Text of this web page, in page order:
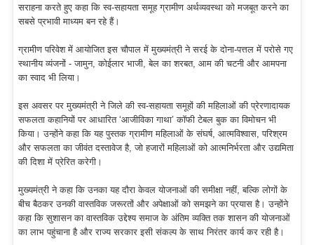
सराहना करते हुए कहा कि स्व-सहायता समूह ग्रामीण अर्थव्यवस्था को मजबूत करने का
सबसे प्रभावी माध्यम बन रहे हैं।
ग्रामीण परिवेश में आयोजित इस चौपाल में मुख्यमंत्री ने सरई के दोना-पत्तल में परोसे गए
स्थानीय व्यंजनों - जामुन, कोईलार भाजी, बेल का शरबत, आम की चटनी और आमपना
का स्वाद भी लिया।
इस अवसर पर मुख्यमंत्री ने जिले की स्व-सहायता समूहों की महिलाओं की प्रेरणादायक
सफलता कहानियों पर आधारित ‘आजीविका गाथा’ कॉफी टेबल बुक का विमोचन भी
किया। उन्होंने कहा कि यह पुस्तक ग्रामीण महिलाओं के संघर्ष, आत्मविश्वास, परिश्रम
और सफलता का जीवंत दस्तावेज है, जो हजारों महिलाओं को आत्मनिर्भरता और उद्यमिता
की दिशा में प्रेरित करेगी।
मुख्यमंत्री ने कहा कि उनका यह दौरा केवल योजनाओं की समीक्षा नहीं, बल्कि लोगों के
बीच बैठकर उनकी वास्तविक जरूरतों और अपेक्षाओं को समझने का प्रयास है। उन्होंने
कहा कि सुशासन का वास्तविक उद्देश्य समाज के अंतिम व्यक्ति तक शासन की योजनाओं
का लाभ पहुंचाना है और राज्य सरकार इसी संकल्प के साथ निरंतर कार्य कर रही है।